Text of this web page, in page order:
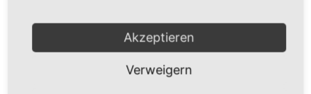
gegründeten gemeinnützigen Projekte
und die Netzwerkarbeit unterstützen möchten,
freuenwir uns sehr.
Akzeptieren
Verweigern